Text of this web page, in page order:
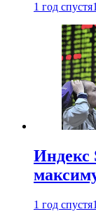
1 год спустя
Индекс
1 год спустя